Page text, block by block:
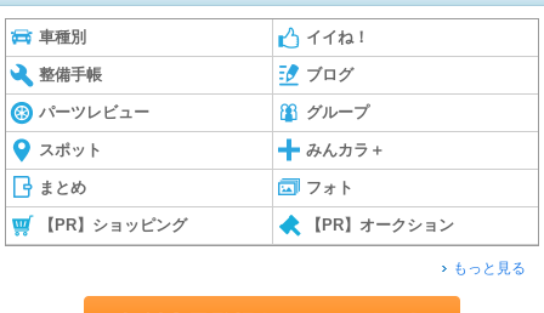
車種別 イイね！
整備手帳 ブログ
パーツレビュー グループ
スポット みんカラ＋
まとめ フォト
【PR】ショッピング 【PR】オークション
もっと見る